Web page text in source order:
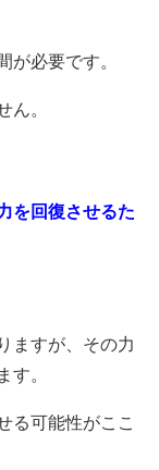
が必要です。
ん。
を回復させるた
ますが、その力
す。
る可能性がここ